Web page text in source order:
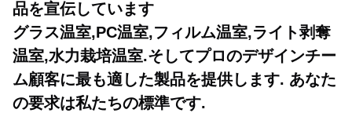
品を宣伝しています
グラス温室,PC温室,フィルム温室,ライト剥奪
温室,水力栽培温室.そしてプロのデザインチー
ム顧客に最も適した製品を提供します. あなた
の要求は私たちの標準です.